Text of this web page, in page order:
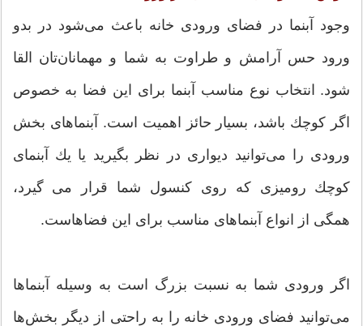
وجود آبنما در فضای ورودی خانه باعث می‌شود در بدو
ورود حس آرامش و طراوت به شما و ‌مهمانان‌تان القا
شود. انتخاب نوع مناسب آبنما برای این فضا به خصوص
اگر كوچك باشد، بسیار حائز اهمیت است. آبنماهای بخش
ورودی را می‌توانید دیواری در نظر بگیرید یا یك آبنمای
كوچك رومیزی كه روی كنسول شما قرار می گیرد،
همگی از انواع آبنماهای مناسب برای این فضاهاست.
اگر ورودی شما به نسبت بزرگ است به وسیله آبنماها
می‌توانید فضای ورودی خانه را به راحتی از دیگر بخش‌ها